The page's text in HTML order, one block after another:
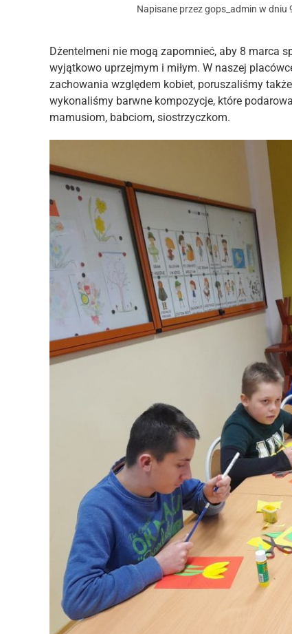
Napisane przezgops_admin w dniu
Dżentelmeni nie mogą zapomnieć, aby 8 marca
wyjątkowo uprzejmym i miłym. W naszej
zachowania względem kobiet, poruszaliśmy
wykonaliśmy barwne kompozycje, które
mamusiom, babciom, siostrzyczkom.